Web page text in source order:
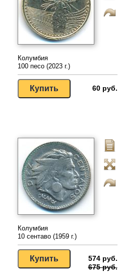
Колумбия
100 песо (2023 г.)
60 руб.
Колумбия
10 сентаво (1959 г.)
574 руб.
675 руб.